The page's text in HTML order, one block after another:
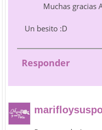
Muchas gracias
Un besito :D
Responder